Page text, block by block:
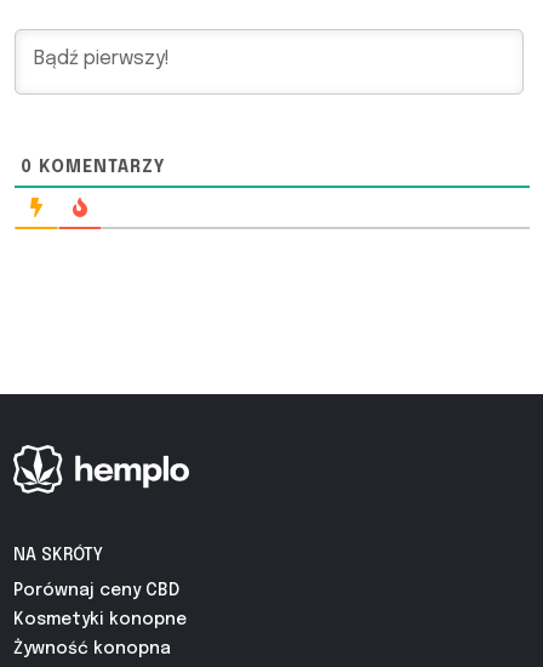
0 KOMENTARZY
NA SKRÓTY
Porównaj ceny CBD
Kosmetyki konopne
Żywność konopna